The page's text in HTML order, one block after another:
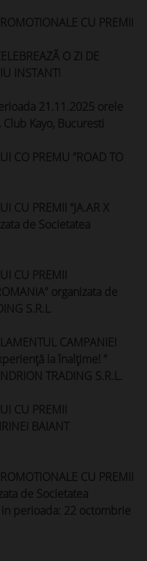
CU PREMII
O ZI DE
INSTANT!
21.11.2025 orele
Kayo, Bucuresti
CO PREMU ”ROAD TO
CU PREMII “JA.AR X
de Societatea
CU PREMII
organizata de
S.R.L
CAMPANIEI
la înalțime! ”
TRADING S.R.L.
CU PREMII
BAIANT
CU PREMII
de Societatea
in perioada: 22 octombrie